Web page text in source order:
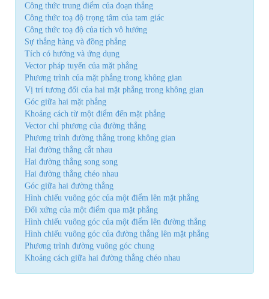
Công thức trung điểm của đoạn thẳng
Công thức toạ độ trọng tâm của tam giác
Công thức toạ độ của tích vô hướng
Sự thẳng hàng và đồng phẳng
Tích có hướng và ứng dụng
Vector pháp tuyến của mặt phẳng
Phương trình của mặt phẳng trong không gian
Vị trí tương đối của hai mặt phẳng trong không gian
Góc giữa hai mặt phẳng
Khoảng cách từ một điểm đến mặt phẳng
Vector chỉ phương của đường thẳng
Phương trình đường thẳng trong không gian
Hai đường thẳng cắt nhau
Hai đường thẳng song song
Hai đường thẳng chéo nhau
Góc giữa hai đường thẳng
Hình chiếu vuông góc của một điểm lên mặt phẳng
Đối xứng của một điểm qua mặt phẳng
Hình chiếu vuông góc của một điểm lên đường thẳng
Hình chiếu vuông góc của đường thẳng lên mặt phẳng
Phương trình đường vuông góc chung
Khoảng cách giữa hai đường thẳng chéo nhau